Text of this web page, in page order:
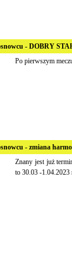
- DOBRY
Po pierwszym
- zmiana
Znany jest już
to 30.03 -1.04.2023